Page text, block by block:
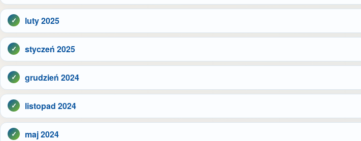
luty 2025
styczeń 2025
grudzień 2024
listopad 2024
maj 2024